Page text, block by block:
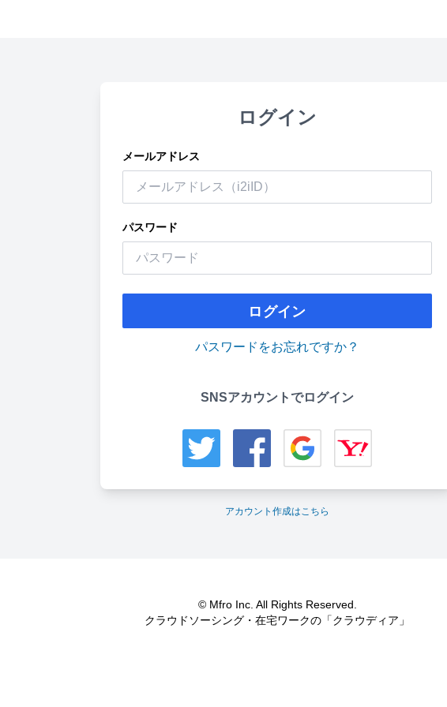
ログイン
メールアドレス
パスワード
ログイン
パスワードをお忘れですか？
SNSアカウントでログイン
アカウント作成はこちら
© Mfro Inc. All Rights Reserved.
クラウドソーシング・在宅ワークの「クラウディア」